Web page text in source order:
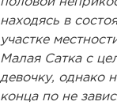
находясь в
участке
Малая Сатка с
девочку, однако
конца по не